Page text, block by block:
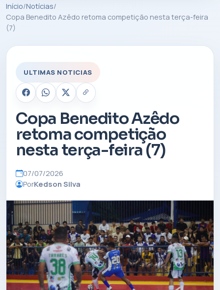
Início/Notícias/
Copa Benedito Azêdo retoma competição nesta terça-feira
(7)
ULTIMAS NOTICIAS
Copa Benedito Azêdo
retoma competição
nesta terça-feira (7)
07/07/2026
PorKedson Silva